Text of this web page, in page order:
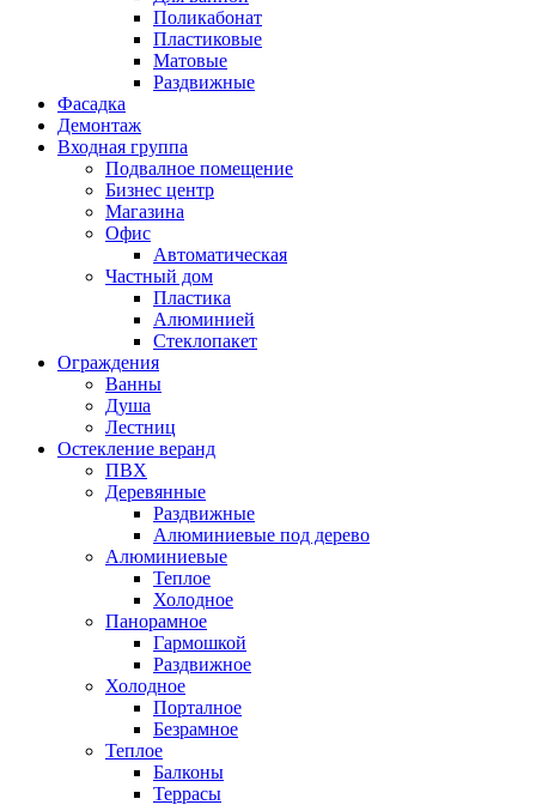
Поликабонат
Пластиковые
Матовые
Раздвижные
Фасадка
Демонтаж
Входная группа
Подвалное помещение
Бизнес центр
Магазина
Офис
Автоматическая
Частный дом
Пластика
Алюминией
Стеклопакет
Ограждения
Ванны
Душа
Лестниц
Остекление веранд
ПВХ
Деревянные
Раздвижные
Алюминиевые под дерево
Алюминиевые
Теплое
Холодное
Панорамное
Гармошкой
Раздвижное
Холодное
Порталное
Безрамное
Теплое
Балконы
Террасы